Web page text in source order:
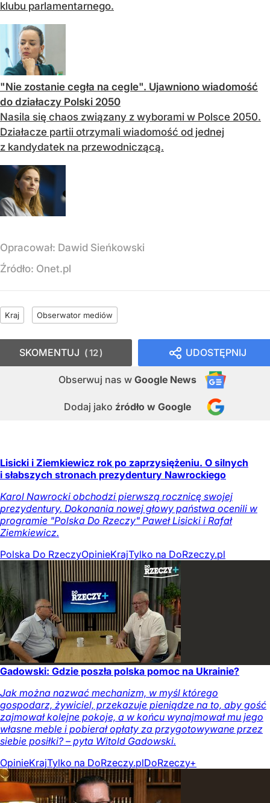
klubu parlamentarnego.
"Nie zostanie cegła na cegle". Ujawniono wiadomość
do działaczy Polski 2050
Nasila się chaos związany z wyborami w Polsce 2050.
Działacze partii otrzymali wiadomość od jednej
z kandydatek na przewodniczącą.
Opracował: Dawid Sieńkowski
Źródło: Onet.pl
Kraj Obserwator mediów
UDOSTĘPNIJ
Obserwuj nas w Google News
Dodaj jako źródło w Google
SKOMENTUJ 12
Lisicki i Ziemkiewicz rok po zaprzysiężeniu. O silnych
i słabszych stronach prezydentury Nawrockiego
Karol Nawrocki obchodzi pierwszą rocznicę swojej
prezydentury. Dokonania nowej głowy państwa ocenili w
programie "Polska Do Rzeczy" Paweł Lisicki i Rafał
Ziemkiewicz.
Polska Do RzeczyOpinieKrajTylko na DoRzeczy.pl
Gadowski: Gdzie poszła polska pomoc na Ukrainie?
Jak można nazwać mechanizm, w myśl którego
gospodarz, żywiciel, przekazuje pieniądze na to, aby gość
zajmował kolejne pokoje, a w końcu wynajmował mu jego
własne meble i pobierał opłaty za przygotowywane przez
siebie posiłki? – pyta Witold Gadowski.
OpinieKrajTylko na DoRzeczy.plDoRzeczy+